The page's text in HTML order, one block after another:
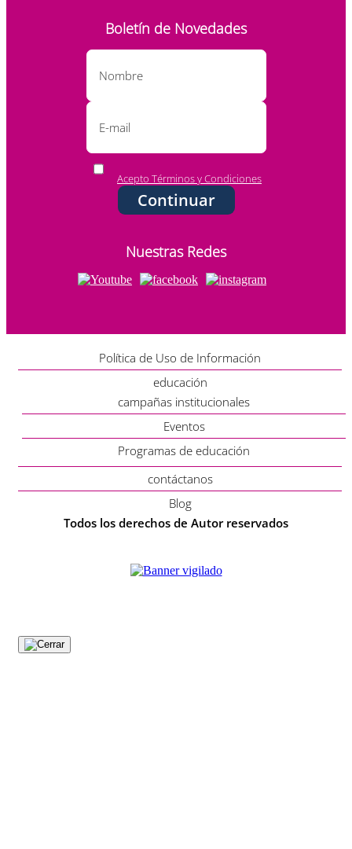
Nuestras Redes
Boletín de Novedades
Acepto Términos y Condiciones
Continuar
Política de Uso de Información
educación
campañas institucionales
Eventos
Programas de educación
contáctanos
Blog
Todos los derechos de Autor reservados